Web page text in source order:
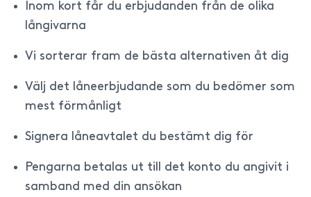
Inom kort får du erbjudanden från de olika
långivarna
Vi sorterar fram de bästa alternativen åt dig
Välj det låneerbjudande som du bedömer som
mest förmånligt
Signera låneavtalet du bestämt dig för
Pengarna betalas ut till det konto du angivit i
samband med din ansökan